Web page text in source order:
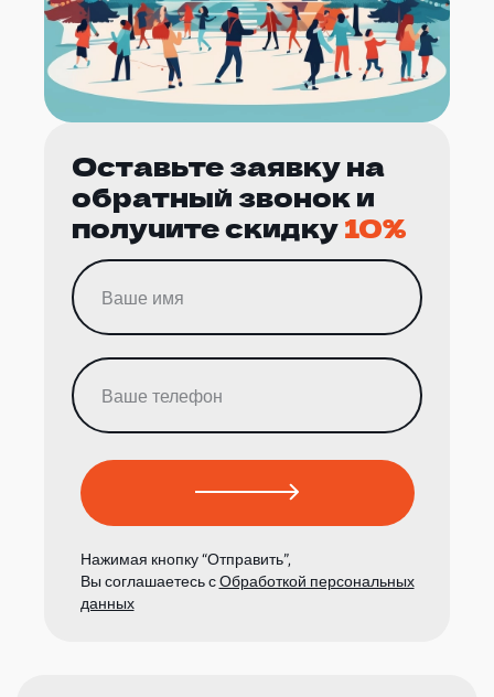
Оставьте заявку на
обратный звонок и
получите скидку10%
Нажимая кнопку “Отправить”,
Вы соглашаетесь сОбработкой персональных
данных